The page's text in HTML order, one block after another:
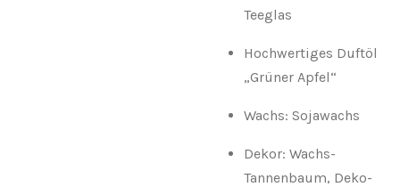
Teeglas
Hochwertiges Duftöl
„Grüner Apfel“
Wachs: Sojawachs
Dekor: Wachs-
Tannenbaum, Deko-